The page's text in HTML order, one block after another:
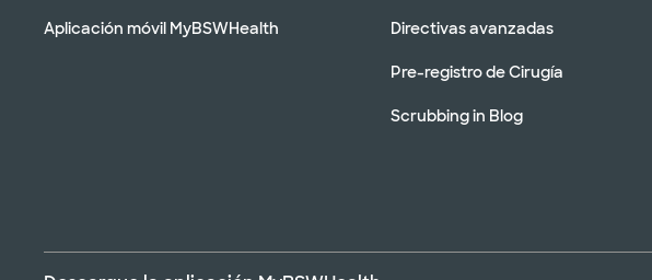
Aplicación móvil MyBSWHealth Directivas avanzadas
Pre-registro de Cirugía
Scrubbing in Blog